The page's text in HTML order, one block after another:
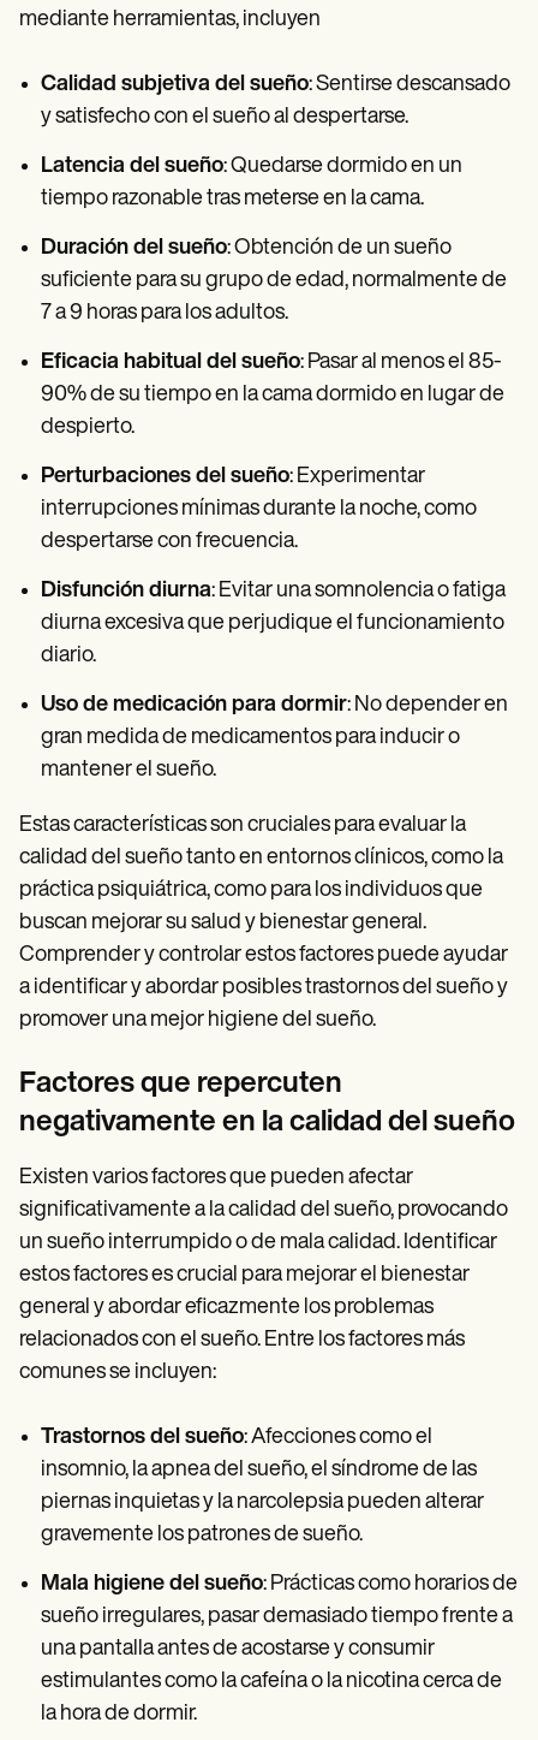
mediante herramientas, incluyen
Calidad subjetiva del sueño: Sentirse descansado
y satisfecho con el sueño al despertarse.
Latencia del sueño: Quedarse dormido en un
tiempo razonable tras meterse en la cama.
Duración del sueño: Obtención de un sueño
suficiente para su grupo de edad, normalmente de
7 a 9 horas para los adultos.
Eficacia habitual del sueño: Pasar al menos el 85-
90% de su tiempo en la cama dormido en lugar de
despierto.
Perturbaciones del sueño: Experimentar
interrupciones mínimas durante la noche, como
despertarse con frecuencia.
Disfunción diurna: Evitar una somnolencia o fatiga
diurna excesiva que perjudique el funcionamiento
diario.
Uso de medicación para dormir: No depender en
gran medida de medicamentos para inducir o
mantener el sueño.
Estas características son cruciales para evaluar la
calidad del sueño tanto en entornos clínicos, como la
práctica psiquiátrica, como para los individuos que
buscan mejorar su salud y bienestar general.
Comprender y controlar estos factores puede ayudar
a identificar y abordar posibles trastornos del sueño y
promover una mejor higiene del sueño.
Factores que repercuten
negativamente en la calidad del sueño
Existen varios factores que pueden afectar
significativamente a la calidad del sueño, provocando
un sueño interrumpido o de mala calidad. Identificar
estos factores es crucial para mejorar el bienestar
general y abordar eficazmente los problemas
relacionados con el sueño. Entre los factores más
comunes se incluyen:
Trastornos del sueño: Afecciones como el
insomnio, la apnea del sueño, el síndrome de las
piernas inquietas y la narcolepsia pueden alterar
gravemente los patrones de sueño.
Mala higiene del sueño: Prácticas como horarios de
sueño irregulares, pasar demasiado tiempo frente a
una pantalla antes de acostarse y consumir
estimulantes como la cafeína o la nicotina cerca de
la hora de dormir.